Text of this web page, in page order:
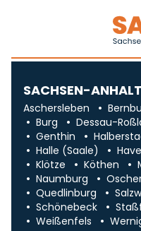
SACHSEN-ANHALT
Aschersleben
Burg
Dessau-
Genthin
Halle (Saale)
Klötze
Köthen
Naumburg
Quedlinburg
Schönebeck
Weißenfels